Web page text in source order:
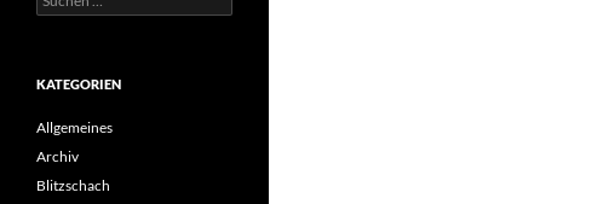
nach:
KATEGORIEN
Allgemeines
Archiv
Blitzschach